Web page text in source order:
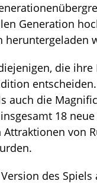
Generation
heruntergeladen
die
auch die
18
von
des